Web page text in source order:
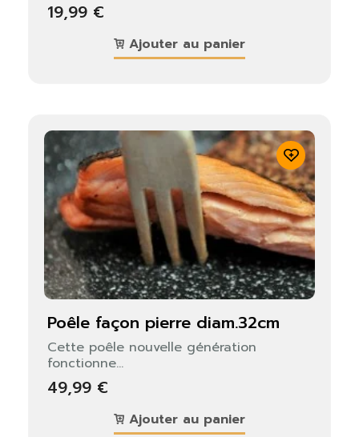
19,99 €
Ajouter au panier
poêle façon pierre diam.32cm
Cette poêle nouvelle génération
fonctionne...
49,99 €
Ajouter au panier